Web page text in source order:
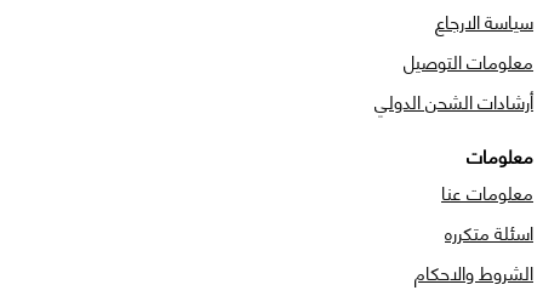
سياسة الارجاع
معلومات التوصيل
أرشادات الشحن الدولي
معلومات
معلومات عنا
اسئلة متكرره
الشروط والاحكام